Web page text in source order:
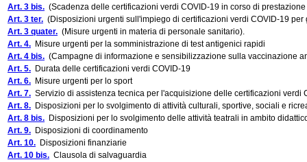
Art. 3 bis. (Scadenza delle certificazioni verdi COVID-19 in corso di
Art. 3 ter. (Disposizioni urgenti sull'impiego di certificazioni verdi COVID-19
Art. 3 quater. (Misure urgenti in materia di personale sanitario).
Art. 4. Misure urgenti per la somministrazione di test antigenici rapidi
Art. 4 bis. (Campagne di informazione e sensibilizzazione sulla vaccinazione
Art. 5. Durata delle certificazioni verdi COVID-19
Art. 6. Misure urgenti per lo sport
Art. 7. Servizio di assistenza tecnica per l'acquisizione delle certificazioni verdi
Art. 8. Disposizioni per lo svolgimento di attività culturali, sportive, sociali e
Art. 8 bis. Disposizioni per lo svolgimento delle attività teatrali in ambito
Art. 9. Disposizioni di coordinamento
Art. 10. Disposizioni finanziarie
Art. 10 bis. Clausola di salvaguardia